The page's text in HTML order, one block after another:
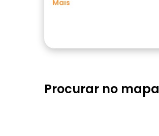
Mais
Procurar no mapa